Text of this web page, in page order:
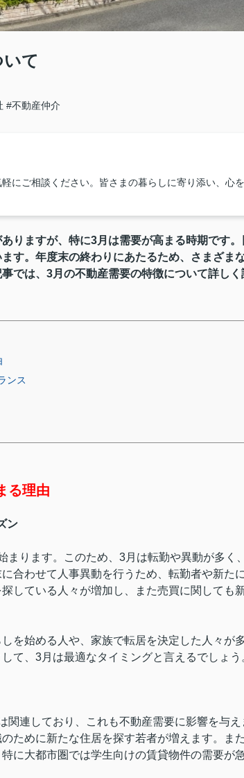
て
#不動産仲介
にご相談ください。皆さまの暮らしに寄り添い、心
りますが、特に3月は需要が高まる時期です
す。年度末の終わりにあたるため、さまざま
では、3月の不動産需要の特徴について詳し
ンス
る理由
ン
まります。このため、3月は転勤や異動が多く
合わせて人事異動を行うため、転勤者や新た
している人々が増加し、また売買に関しても
を始める人や、家族で転居を決定した人々が
て、3月は最適なタイミングと言えるでしょう
関連しており、これも不動産需要に影響を与
ために新たな住居を探す若者が増えます。ま
に大都市圏では学生向けの賃貸物件の需要が急